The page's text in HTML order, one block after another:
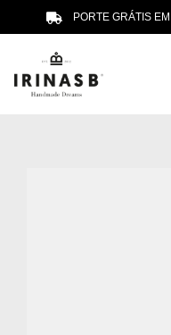
PORTE GRÁTIS